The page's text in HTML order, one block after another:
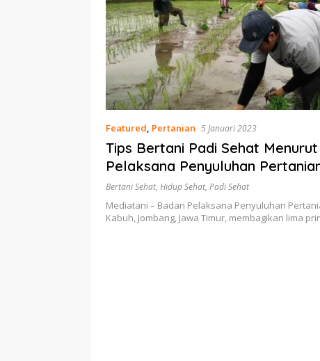
Featured, Pertanian 5 Januari 2023
Tips Bertani Padi Sehat
Pelaksana Penyuluhan
Jombang
Bertani Sehat, Hidup Sehat, Padi Sehat
Mediatani – Badan Pelaksana Penyuluhan
Kabuh, Jombang, Jawa Timur, membagikan lima